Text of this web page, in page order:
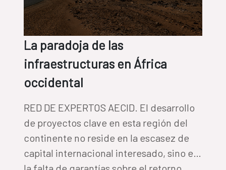
La paradoja de las
infraestructuras en África
occidental
RED DE EXPERTOS AECID. El desarrollo
de proyectos clave en esta región del
continente no reside en la escasez de
capital internacional interesado, sino en